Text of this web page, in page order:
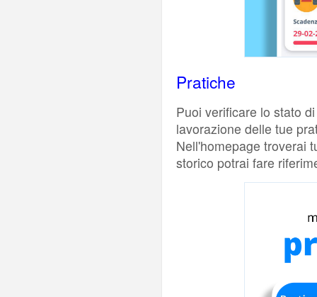
Pratiche
Puoi verificare lo stato
lavorazione delle tue
Nell'homepage troverai
storico potrai fare